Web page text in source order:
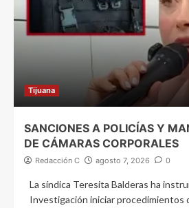
Tijuana
SANCIONES A POLICÍAS Y
DE CÁMARAS CORPORALES
Redacción C agosto 7, 2026 0
La síndica Teresita Balderas ha
Investigación iniciar procedimientos